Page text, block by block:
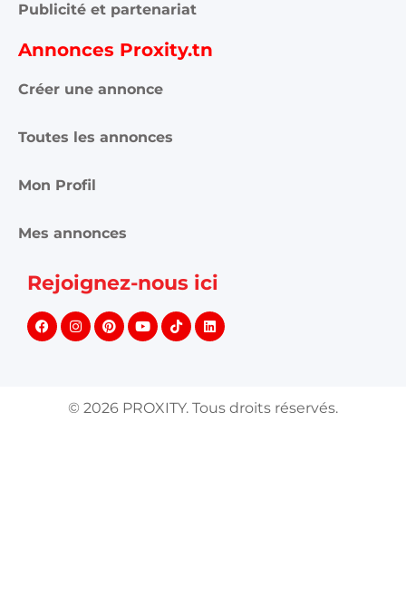
Publicité et partenariat
Annonces Proxity.tn
Créer une annonce
Toutes les annonces
Mon Profil
Mes annonces
Rejoignez-nous ici
© 2026 PROXITY. Tous droits réservés.